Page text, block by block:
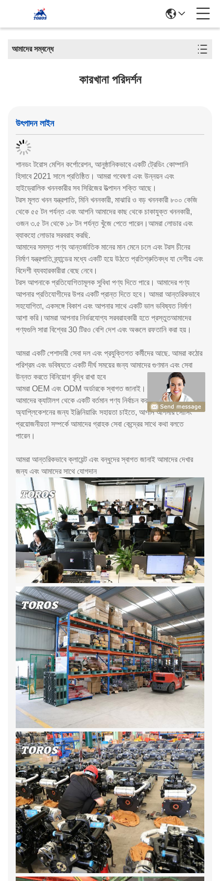
আমাদের সম্বন্ধে
কারখানা পরিদর্শন
উৎপাদন লাইন
শানডং টরোস মেশিন কর্পোরেশন, আনুষ্ঠানিকভাবে একটি ট্রেডিং কোম্পানি
হিসাবে 2021 সালে প্রতিষ্ঠিত। আমরা গবেষণা এবং উন্নয়ন এবং
হাইড্রোলিক খননকারীর সব সিরিজের উত্পাদন শক্তি আছে।
টরস মূলত খনন যন্ত্রপাতি, মিনি খননকারী, মাঝারি ও বড় খননকারী ৮০০ কেজি
থেকে ৫৫ টন পর্যন্ত এবং আপনি আমাদের কাছ থেকে চাকাযুক্ত খননকারী,
ওজন ৩.৫ টন থেকে ১৮ টন পর্যন্ত খুঁজে পেতে পারেন।আমরা লোডার এবং
ব্যাকহো লোডার সরবরাহ করছি.
আমাদের সমস্ত পণ্য আন্তর্জাতিক মানের মান মেনে চলে এবং টরস চীনের
নির্মাণ যন্ত্রপাতি ব্র্যান্ডের মধ্যে একটি হয়ে উঠতে প্রতিশ্রুতিবদ্ধ যা দেশীয় এবং
বিদেশী ব্যবহারকারীরা বেছে নেবে।
টরস আপনাকে প্রতিযোগিতামূলক সুবিধা পণ্য দিতে পারে। আমাদের পণ্য
আপনার প্রতিযোগীদের উপর একটি প্রান্ত দিতে হবে। আমরা আন্তরিকভাবে
সহযোগিতা, একসঙ্গে বিকাশ এবং আপনার সাথে একটি ভাল ভবিষ্যত নির্মাণ
আশা করি।আমরা আপনার নির্ভরযোগ্য সরবরাহকারী হতে প্রস্তুতআমাদের
পণ্যগুলি সারা বিশ্বের 30 টিরও বেশি দেশ এবং অঞ্চলে রফতানি করা হয়।
আমরা একটি পেশাদারী সেবা দল এবং প্রযুক্তিগত কর্মীদের আছে. আমরা কঠোর
পরিশ্রম এবং ভবিষ্যতে একটি দীর্ঘ সময়ের জন্য আমাদের গুণমান এবং সেবা
উন্নত করতে বিনিয়োগ বৃদ্ধি রাখা হবে
আমরা OEM এবং ODM অর্ডারকে স্বাগত জানাই।
আমাদের ক্যাটালগ থেকে একটি বর্তমান পণ্য নির্বাচন করুন অথবা আপনার
অ্যাপ্লিকেশনের জন্য ইঞ্জিনিয়ারিং সহায়তা চাইতে, আপনি আপনার সোর্সিং
প্রয়োজনীয়তা সম্পর্কে আমাদের গ্রাহক সেবা কেন্দ্রের সাথে কথা বলতে
পারেন।
আমরা আন্তরিকভাবে ক্লায়েন্ট এবং বন্ধুদের স্বাগত জানাই আমাদের দেখার
জন্য এবং আমাদের সাথে যোগদান